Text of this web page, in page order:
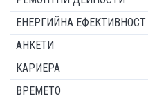
ЕНЕРГИЙНА ЕФЕКТИВНОСТ
АНКЕТИ
КАРИЕРА
ВРЕМЕТО